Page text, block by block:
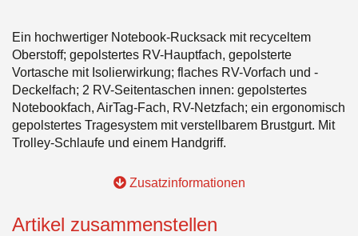
Ein hochwertiger Notebook-Rucksack mit recyceltem
Oberstoff; gepolstertes RV-Hauptfach, gepolsterte
Vortasche mit Isolierwirkung; flaches RV-Vorfach und -
Deckelfach; 2 RV-Seitentaschen innen: gepolstertes
Notebookfach, AirTag-Fach, RV-Netzfach; ein ergonomisch
gepolstertes Tragesystem mit verstellbarem Brustgurt. Mit
Trolley-Schlaufe und einem Handgriff.
Zusatzinformationen
Artikel zusammenstellen